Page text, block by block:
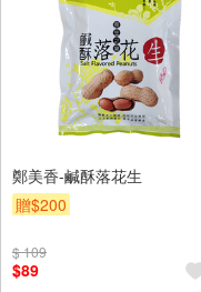
鄭美香-鹹酥落花生
贈$200
$ 109
$89